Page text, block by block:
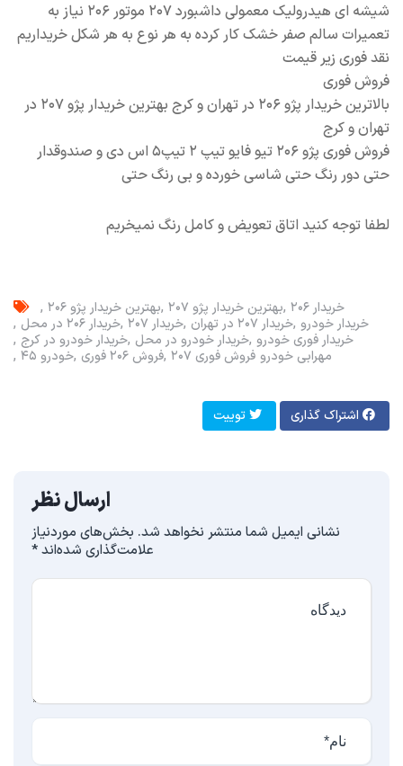
شیشه ای هیدرولیک معمولی داشبورد ٢٠٧ موتور ٢٠٦ نیاز به
تعمیرات سالم صفر خشک کار کرده به هر نوع به هر شکل خریداریم
نقد فوری زیر قیمت
فروش فوری
بالاترین خریدار پژو ۲۰۶ در تهران و کرج بهترین خریدار پژو ۲۰۷ در
تهران و کرج
فروش فوری پژو ۲۰۶ تیو فایو تیپ ۲ تیپ۵ اس دی و صندوقدار
حتی دور رنگ حتی شاسی خورده و بی رنگ حتی
لطفا توجه کنید اتاق تعویض و کامل رنگ نمیخریم
بهترین خریدار پژو ۲۰۶ بهترین خریدار پژو ۲۰۷
خریدار ۲۰۶
خریدار ۲۰۶ در محل
خریدار ۲۰۷ خریدار ۲۰۷ در تهران خریدار خودرو
خریدار خودرو در کرج خریدار خودرو در محل خریدار فوری خودرو
خودرو ۴۵
فروش ۲۰۶ فوری فروش فوری ۲۰۷ مهرابی خودرو
اشتراک گذاری توییت
ارسال نظر
نشانی ایمیل شما منتشر نخواهد شد. بخش‌های موردنیاز
علامت‌گذاری شده‌اند*